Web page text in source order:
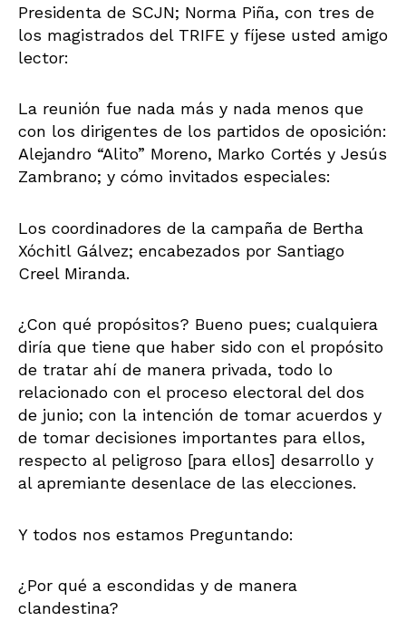
Presidenta de SCJN; Norma Piña, con tres de
los magistrados del TRIFE y fíjese usted amigo
lector:
La reunión fue nada más y nada menos que
con los dirigentes de los partidos de oposición:
Alejandro “Alito” Moreno, Marko Cortés y Jesús
Zambrano; y cómo invitados especiales:
Los coordinadores de la campaña de Bertha
Xóchitl Gálvez; encabezados por Santiago
Creel Miranda.
¿Con qué propósitos? Bueno pues; cualquiera
diría que tiene que haber sido con el propósito
de tratar ahí de manera privada, todo lo
relacionado con el proceso electoral del dos
de junio; con la intención de tomar acuerdos y
de tomar decisiones importantes para ellos,
respecto al peligroso [para ellos] desarrollo y
al apremiante desenlace de las elecciones.
Y todos nos estamos Preguntando:
¿Por qué a escondidas y de manera
clandestina?